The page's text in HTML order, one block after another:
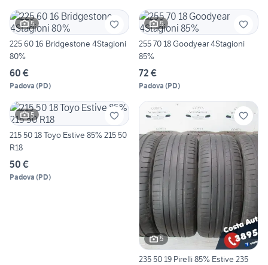
5
225 60 16 Bridgestone 4Stagioni
80%
60 €
Padova (PD)
5
255 70 18 Goodyear 4Stagioni
85%
72 €
Padova (PD)
5
215 50 18 Toyo Estive 85% 215 50
R18
50 €
Padova (PD)
5
235 50 19 Pirelli 85% Estive 235